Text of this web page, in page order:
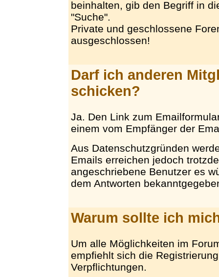
beinhalten, gib den Begriff in
"Suche".
Private und geschlossene
ausgeschlossen!
Darf ich anderen
schicken?
Ja. Den Link zum
einem vom Empfänger der
Aus Datenschutzgründen
Emails erreichen jedoch
angeschriebene Benutzer es
dem Antworten
Warum sollte ich
Um alle Möglichkeiten im
empfiehlt sich die
Verpflichtungen.